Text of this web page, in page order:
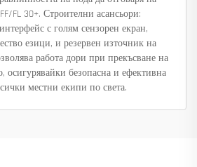
FL 30+. Строителни асансьори:
с голям сензорен екран,
езици, и резервен източник на
работа дори при прекъсване на
осигурявайки безопасна и ефективна
местни екипи по света.